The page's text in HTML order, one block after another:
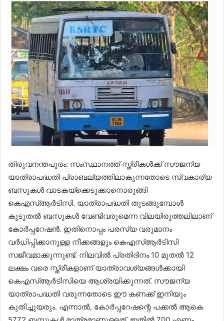
തിരുവനന്തപുരം: സംസ്ഥാനത്ത് സ്ത്രീകൾക്ക് സൗജന്യ
യാത്രാപദ്ധതി പ്രാബല്യത്തിലാകുന്നതോടെ സ്വകാര്യ
ബസുകള്‍ വാടകയ്ക്കെടുക്കാനൊരുങ്ങി
കെഎസ്ആർടിസി. യാത്രാപദ്ധതി തുടങ്ങുമ്പോൾ
കൂടുതൽ ബസുകൾ വേണ്ടിവരുമെന്ന വിലയിരുത്തലിലാണ്
കോർപ്പറേഷൻ. ഇതിനൊപ്പം പരസ്യ വരുമാനം
വർധിപ്പിക്കാനുള്ള നീക്കങ്ങളും കെഎസ്ആർടിസി
സജീവമാക്കുന്നുണ്ട്. നിലവിൽ പ്രതിദിനം 10 മുതൽ 12
ലക്ഷം വരെ സ്ത്രീകളാണ് യാത്രാവശ്യങ്ങൾക്കായി
കെഎസ്ആർടിസിയെ ആശ്രയിക്കുന്നത്. സൗജന്യ
യാത്രാപദ്ധതി വരുന്നതോടെ ഈ കണക്ക് ഇനിയും
കുതിച്ചുയരും. എന്നാൽ, കോർപ്പറേഷന്റെ പക്കൽ ആകെ